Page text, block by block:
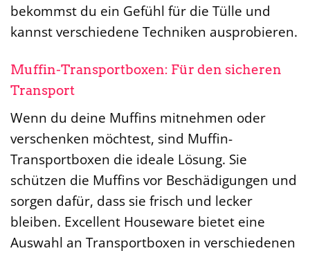
bekommst du ein Gefühl für die Tülle und
kannst verschiedene Techniken ausprobieren.
Muffin-Transportboxen: Für den sicheren
Transport
Wenn du deine Muffins mitnehmen oder
verschenken möchtest, sind Muffin-
Transportboxen die ideale Lösung. Sie
schützen die Muffins vor Beschädigungen und
sorgen dafür, dass sie frisch und lecker
bleiben. Excellent Houseware bietet eine
Auswahl an Transportboxen in verschiedenen